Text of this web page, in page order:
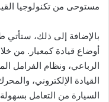
مستوحى من تكنولوجيا
بالإضافة إلى ذلك، ستأتي
أوضاع قيادة كمعيار. من
الرباعي، ونظام الفرامل
القيادة الإلكتروني،
السيارة من التعامل